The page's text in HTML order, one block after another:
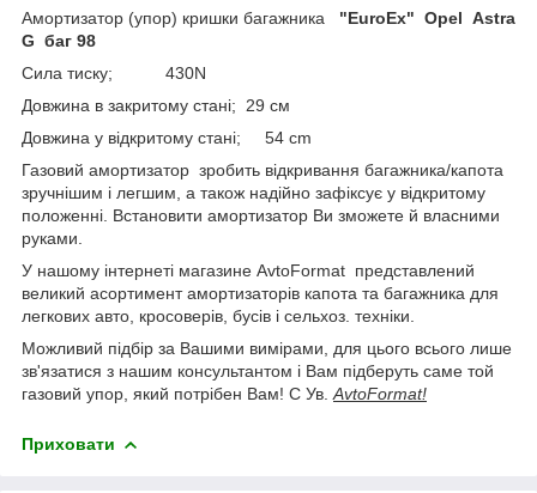
Амортизатор (упор) кришки багажника "EuroEx" Opel Astra
G баг 98
Сила тиску; 430N
Довжина в закритому стані; 29 см
Довжина у відкритому стані; 54 cm
Газовий амортизатор зробить відкривання багажника/капота
зручнішим і легшим, а також надійно зафіксує у відкритому
положенні. Встановити амортизатор Ви зможете й власними
руками.
У нашому інтернеті магазине AvtoFormat представлений
великий асортимент амортизаторів капота та багажника для
легкових авто, кросоверів, бусів і сельхоз. техніки.
Можливий підбір за Вашими вимірами, для цього всього лише
зв'язатися з нашим консультантом і Вам підберуть саме той
газовий упор, який потрібен Вам! С Ув. AvtoFormat!
Приховати